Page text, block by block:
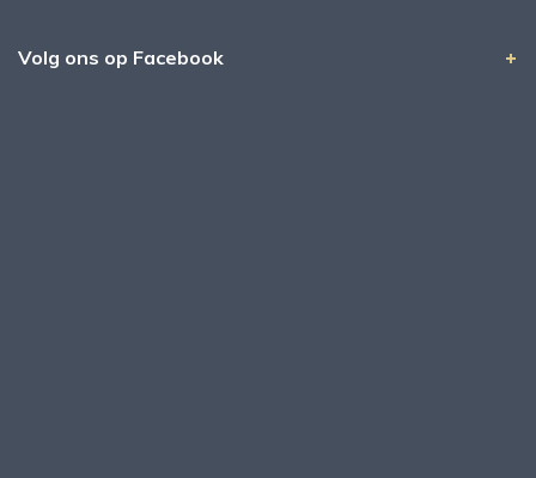
Volg ons op Facebook